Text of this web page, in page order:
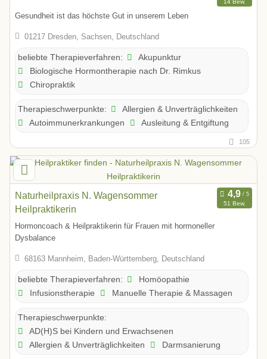
14 Bew.
Gesundheit ist das höchste Gut in unserem Leben
01217 Dresden, Sachsen, Deutschland
beliebte Therapieverfahren:
Akupunktur
Biologische Hormontherapie nach Dr. Rimkus
Chiropraktik
Therapieschwerpunkte:
Allergien & Unverträglichkeiten
Autoimmunerkrankungen
Ausleitung & Entgiftung
105
Naturheilpraxis N. Wagensommer
Heilpraktikerin
51 Bew.
Hormoncoach & Heilpraktikerin für Frauen mit hormoneller
Dysbalance
68163 Mannheim, Baden-Württemberg, Deutschland
beliebte Therapieverfahren:
Homöopathie
Infusionstherapie
Manuelle Therapie & Massagen
Therapieschwerpunkte:
AD(H)S bei Kindern und Erwachsenen
Allergien & Unverträglichkeiten
Darmsanierung